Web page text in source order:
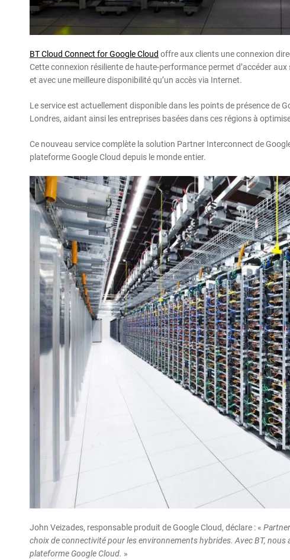
BT Cloud Connect for Google Cloud offre aux clients une connexion
Cette connexion résiliente de haute-performance permet d’accéder
et avec une meilleure disponibilité qu’un accès via Internet.
Le service est actuellement disponible dans les points de présence de
Londres, aidant ainsi les entreprises basées dans ces régions à
Ce nouveau service complète la solution Partner Interconnect de
plateforme Google Cloud depuis le monde entier.
John Veizades, responsable produit de Google Cloud, déclare : «
choix de connectivité pour les environnements hybrides. Avec BT,
plateforme Google Cloud. »